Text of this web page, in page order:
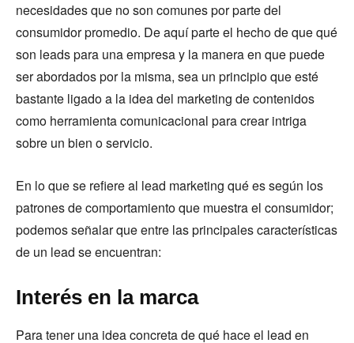
necesidades que no son comunes por parte del
consumidor promedio. De aquí parte el hecho de que qué
son leads para una empresa y la manera en que puede
ser abordados por la misma, sea un principio que esté
bastante ligado a la idea del marketing de contenidos
como herramienta comunicacional para crear intriga
sobre un bien o servicio.
En lo que se refiere al lead marketing qué es según los
patrones de comportamiento que muestra el consumidor;
podemos señalar que entre las principales características
de un lead se encuentran:
Interés en la marca
Para tener una idea concreta de qué hace el lead en